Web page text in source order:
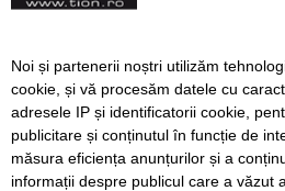
muzică
teatrală
Înapoi
Noi și partenerii noștri utilizăm
cookie, și vă procesăm datele cu
adresele IP și identificatorii cookie,
publicitare și conținutul în funcție de
măsura eficiența anunțurilor și a
informații despre publicul care a văzut